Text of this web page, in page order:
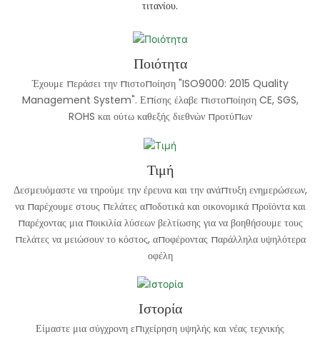
τιτανίου.
Ποιότητα
Έχουμε περάσει την πιστοποίηση "ISO9000: 2015 Quality
Management System". Επίσης έλαβε πιστοποίηση CE, SGS,
ROHS και ούτω καθεξής διεθνών προτύπων
Τιμή
Δεσμευόμαστε να τηρούμε την έρευνα και την ανάπτυξη ενημερώσεων,
να παρέχουμε στους πελάτες αποδοτικά και οικονομικά προϊόντα και
παρέχοντας μια ποικιλία λύσεων βελτίωσης για να βοηθήσουμε τους
πελάτες να μειώσουν το κόστος, αποφέροντας παράλληλα υψηλότερα
οφέλη
Ιστορία
Είμαστε μια σύγχρονη επιχείρηση υψηλής και νέας τεχνικής